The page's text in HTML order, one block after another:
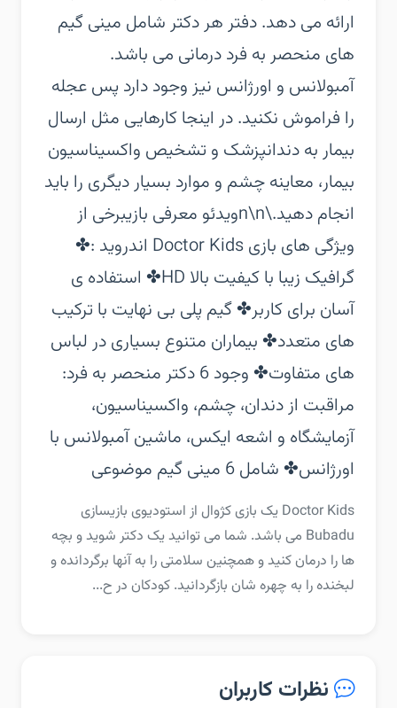
ارائه می دهد. دفتر هر دکتر شامل مینی گیم
های منحصر به فرد درمانی می باشد.
آمبولانس و اورژانس نیز وجود دارد پس عجله
را فراموش نکنید. در اینجا کارهایی مثل ارسال
بیمار به دندانپزشک و تشخیص واکسیناسیون
بیمار، معاینه چشم و موارد بسیار دیگری را باید
انجام دهید.\n\nویدئو معرفی بازی‏برخی از
ویژگی های بازی Doctor Kids اندروید :‏✤
گرافیک زیبا با کیفیت بالا HD‏✤ استفاده ی
آسان برای کاربر‏✤ گیم پلی بی نهایت با ترکیب
های متعدد‏✤ بیماران متنوع بسیاری در لباس
های متفاوت‏✤ وجود 6 دکتر منحصر به فرد:
مراقبت از دندان، چشم، واکسیناسیون،
آزمایشگاه و اشعه ایکس، ماشین آمبولانس با
اورژانس‏✤ شامل 6 مینی گیم موضوعی
‏‏Doctor Kids یک بازی کژوال از استودیوی بازیسازی
Bubadu می باشد. شما می توانید یک دکتر شوید و بچه
ها را درمان کنید و همچنین سلامتی را به آنها برگردانده و
لبخنده را به چهره‎ شان بازگردانید. کودکان در ح...
نظرات کاربران